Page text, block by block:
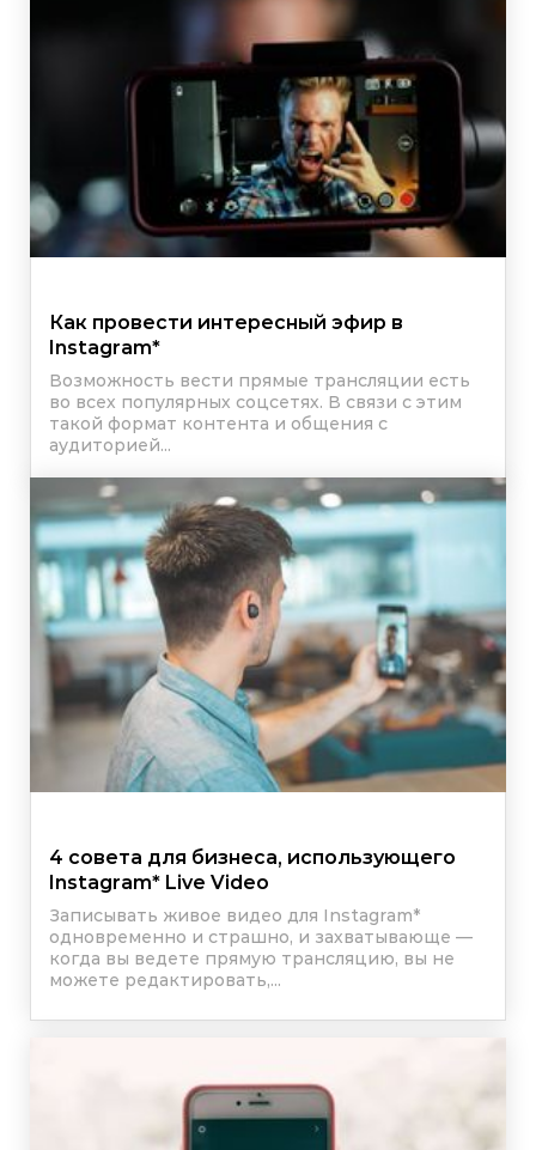
Как провести интересный эфир в
Instagram*
Возможность вести прямые трансляции есть
во всех популярных соцсетях. В связи с этим
такой формат контента и общения с
аудиторией...
4 совета для бизнеса, использующего
Instagram* Live Video
Записывать живое видео для Instagram*
одновременно и страшно, и захватывающе —
когда вы ведете прямую трансляцию, вы не
можете редактировать,...